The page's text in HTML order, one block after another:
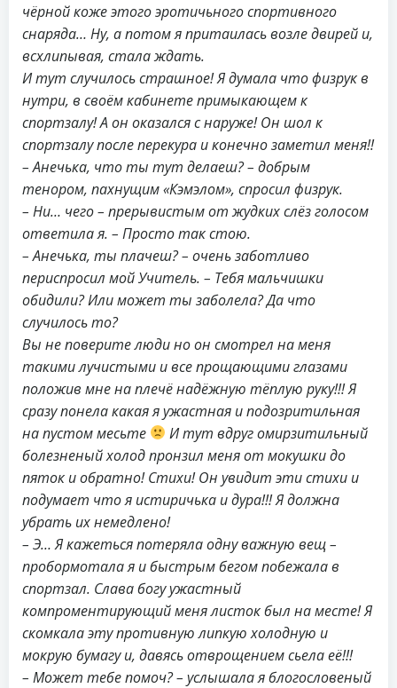
чёрной коже этого эротичьного спортивного
снаряда… Ну, а потом я притаилась возле двирей и,
всхлипывая, стала ждать.
И тут случилось страшное! Я думала что физрук в
нутри, в своём кабинете примыкающем к
спортзалу! А он оказался с наруже! Он шол к
спортзалу после перекура и конечно заметил меня!!
– Анечька, что ты тут делаеш? – добрым
тенором, пахнущим «Кэмэлом», спросил физрук.
– Ни… чего – прерывистым от жудких слёз голосом
ответила я. – Просто так стою.
– Анечька, ты плачеш? – очень заботливо
периспросил мой Учитель. – Тебя мальчишки
обидили? Или может ты заболела? Да что
случилось то?
Вы не поверите люди но он смотрел на меня
такими лучистыми и все прощающими глазами
положив мне на плечё надёжную тёплую руку!!! Я
сразу понела какая я ужастная и подозритильная
на пустом месьте
И тут вдруг омирзитильный
болезненый холод пронзил меня от мокушки до
пяток и обратно! Стихи! Он увидит эти стихи и
подумает что я истиричька и дура!!! Я должна
убрать их немедлено!
– Э… Я кажеться потеряла одну важную вещ –
пробормотала я и быстрым бегом побежала в
спортзал. Слава богу ужастный
компроментирующий меня листок был на месте! Я
скомкала эту противную липкую холодную и
мокрую бумагу и, давясь отврощением сьела её!!!
– Может тебе помоч? – услышала я блогословеный